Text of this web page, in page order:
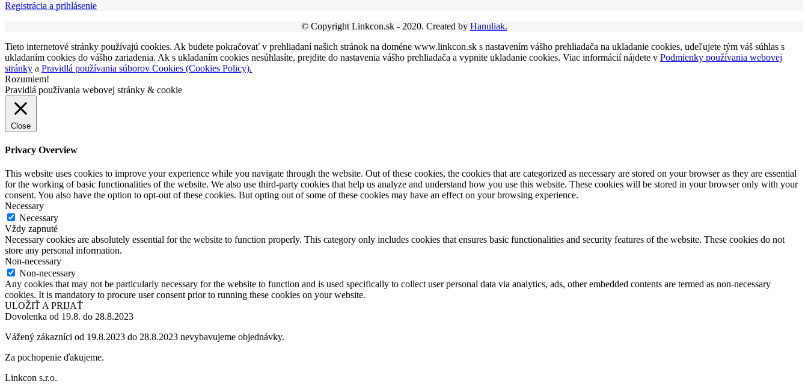
Registrácia a prihlásenie
© Copyright Linkcon.sk - 2020. Created by Hanuliak.
Tieto internetové stránky používajú cookies. Ak budete pokračovať v prehliadaní našich stránok na doméne www.linkcon.sk s nastavením vášho prehliadača na ukladanie cookies, udeľujete tým váš súhlas s
ukladaním cookies do vášho zariadenia. Ak s ukladaním cookies nesúhlasíte, prejdite do nastavenia vášho prehliadača a vypnite ukladanie cookies. Viac informácií nájdete v Podmienky používania webovej
stránky a Pravidlá používania súborov Cookies (Cookies Policy).
Rozumiem!
Pravidlá používania webovej stránky & cookie
Close
Privacy Overview
This website uses cookies to improve your experience while you navigate through the website. Out of these cookies, the cookies that are categorized as necessary are stored on your browser as they are essential
for the working of basic functionalities of the website. We also use third-party cookies that help us analyze and understand how you use this website. These cookies will be stored in your browser only with your
consent. You also have the option to opt-out of these cookies. But opting out of some of these cookies may have an effect on your browsing experience.
Necessary
Necessary
Vždy zapnuté
Necessary cookies are absolutely essential for the website to function properly. This category only includes cookies that ensures basic functionalities and security features of the website. These cookies do not
store any personal information.
Non-necessary
Non-necessary
Any cookies that may not be particularly necessary for the website to function and is used specifically to collect user personal data via analytics, ads, other embedded contents are termed as non-necessary
cookies. It is mandatory to procure user consent prior to running these cookies on your website.
ULOŽIŤ A PRIJAŤ
Dovolenka od 19.8. do 28.8.2023
Vážený zákazníci od 19.8.2023 do 28.8.2023 nevybavujeme objednávky.
Za pochopenie ďakujeme.
Linkcon s.r.o.